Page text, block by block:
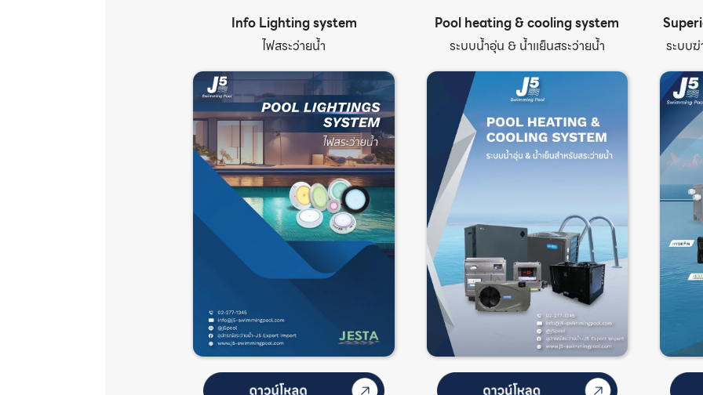
Info Lighting system
ไฟสระว่ายน้ำ
Pool heating & cooling system
ระบบน้ำอุ่น & น้ำเเย็นสระว่ายน้ำ
ระบบฆ่